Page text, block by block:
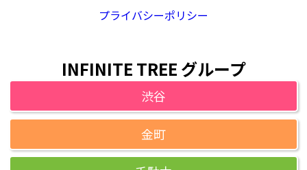
プライバシーポリシー
INFINITE TREE グループ
渋谷
金町